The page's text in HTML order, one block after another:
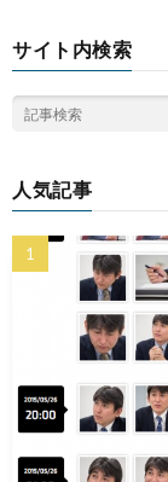
サイト内検索
人気記事